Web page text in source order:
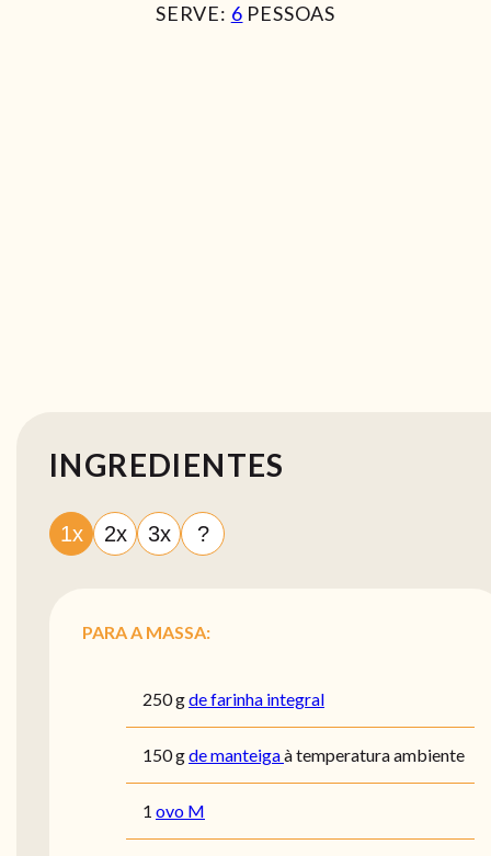
SERVE: 6 PESSOAS
INGREDIENTES
1x 2x 3x ?
PARA A MASSA:
250gde farinha integral
150gde manteigaà temperatura ambiente
1 ovo M